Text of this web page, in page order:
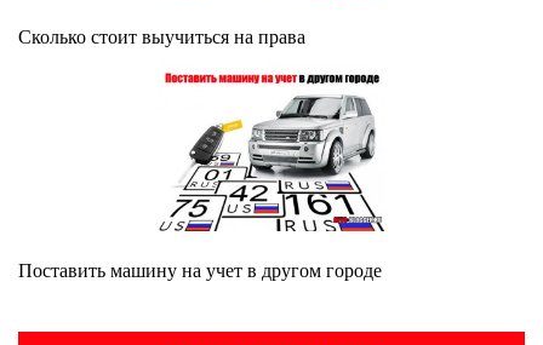
Сколько стоит выучиться на права
Поставить машину на учет в другом городе